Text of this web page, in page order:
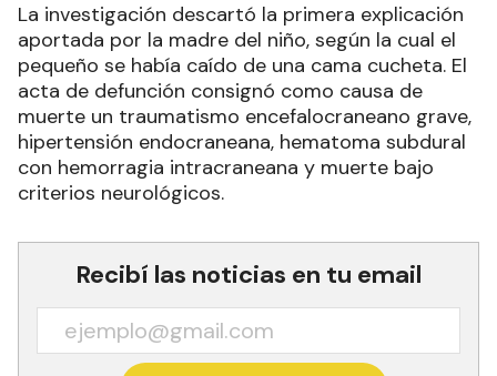
La investigación descartó la primera explicación
aportada por la madre del niño, según la cual el
pequeño se había caído de una cama cucheta. El
acta de defunción consignó como causa de
muerte un traumatismo encefalocraneano grave,
hipertensión endocraneana, hematoma subdural
con hemorragia intracraneana y muerte bajo
criterios neurológicos.
Recibí las noticias en tu email